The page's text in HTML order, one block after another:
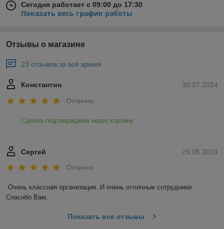
Сегодня работает с 09:00 до 17:30
Показать весь график работы
Отзывы о магазине
23 отзывов за всё время
30.07.2024
Константин
Отлично
Сделка подтверждена через корзину
29.05.2024
Сергей
Отлично
Очень классная организация. И очень отличные сотрудники.
Спасибо Вам.
Показать все отзывы